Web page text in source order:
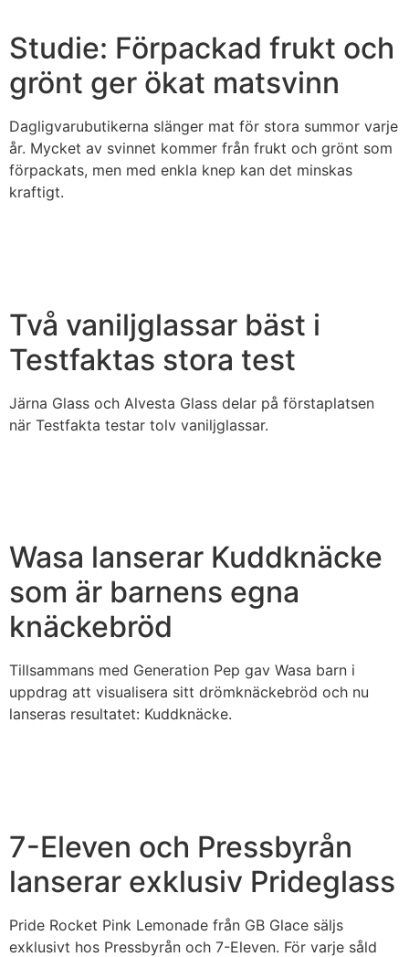
Studie: Förpackad frukt och
grönt ger ökat matsvinn
Dagligvarubutikerna slänger mat för stora summor varje
år. Mycket av svinnet kommer från frukt och grönt som
förpackats, men med enkla knep kan det minskas
kraftigt.
Två vaniljglassar bäst i
Testfaktas stora test
Järna Glass och Alvesta Glass delar på förstaplatsen
när Testfakta testar tolv vaniljglassar.
Wasa lanserar Kuddknäcke
som är barnens egna
knäckebröd
Tillsammans med Generation Pep gav Wasa barn i
uppdrag att visualisera sitt drömknäckebröd och nu
lanseras resultatet: Kuddknäcke.
7-Eleven och Pressbyrån
lanserar exklusiv Prideglass
Pride Rocket Pink Lemonade från GB Glace säljs
exklusivt hos Pressbyrån och 7-Eleven. För varje såld